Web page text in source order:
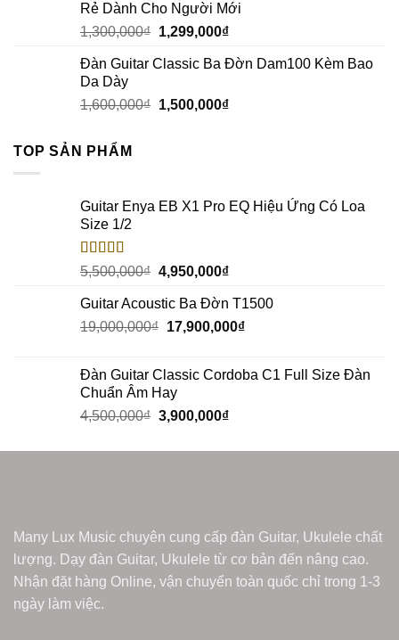
Rẻ Dành Cho Người Mới
1,300,000₫ 1,299,000₫
Đàn Guitar Classic Ba Đờn Dam100 Kèm Bao
Da Dày
1,600,000₫ 1,500,000₫
TOP SẢN PHẨM
Guitar Enya EB X1 Pro EQ Hiệu Ứng Có Loa
Size 1/2
Rated5.00
out of 5
5,500,000₫ 4,950,000₫
Guitar Acoustic Ba Đờn T1500
19,000,000₫ 17,900,000₫
Đàn Guitar Classic Cordoba C1 Full Size Đàn
Chuẩn Âm Hay
4,500,000₫ 3,900,000₫
Many Lux Music chuyên cung cấp đàn Guitar, Ukulele chất
lượng. Dạy đàn Guitar, Ukulele từ cơ bản đến nâng cao.
Nhận đặt hàng Online, vận chuyển toàn quốc chỉ trong 1-3
ngày làm việc.